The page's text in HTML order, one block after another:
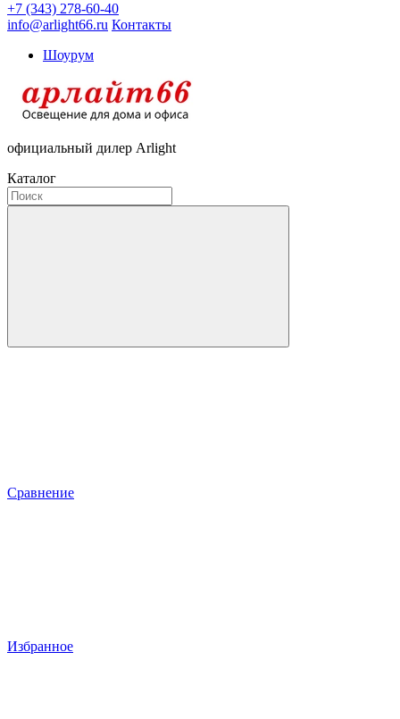
+7 (343) 278-60-40
info@arlight66.ru Контакты
Шоурум
официальный дилер Arlight
Каталог
Сравнение
Избранное